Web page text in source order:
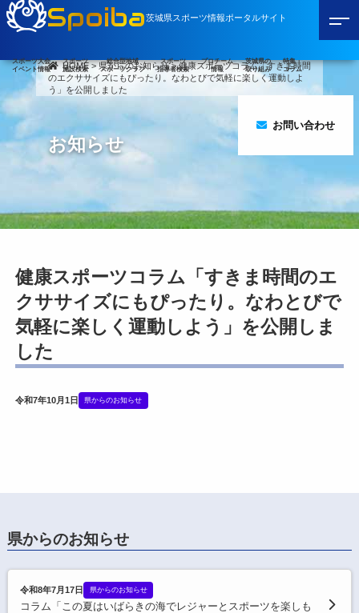
Spoiba茨城県スポーツ情報ポータルサイト
スポーツ大会
イベント情報
スポーツ
施設検索
総合型地域
スポーツクラブ
スポーツ
指導者検索
プロチーム
情報
茨城県の
取り組み
特集・
コラム
お問い合わせ
HOME>県からのお知らせ>健康スポーツコラム「すきま時間
のエクササイズにもぴったり。なわとびで気軽に楽しく運動しよ
う」を公開しました
お知らせ
健康スポーツコラム「すきま時間のエ
クササイズにもぴったり。なわとびで
気軽に楽しく運動しよう」を公開しま
した
令和7年10月1日 県からのお知らせ
県からのお知らせ
令和8年7月17日 県からのお知らせ
コラム「この夏はいばらきの海でレジャーとスポーツを楽しも